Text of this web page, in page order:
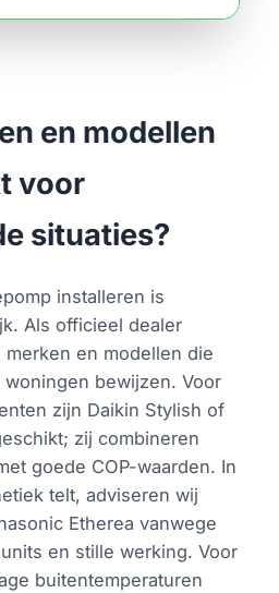
en modellen
voor
situaties?
installeren is
Als officieel dealer
en modellen die
bewijzen. Voor
zijn Daikin Stylish of
zij combineren
goede COP-waarden. In
telt, adviseren wij
Etherea vanwege
en stille werking. Voor
buitentemperaturen